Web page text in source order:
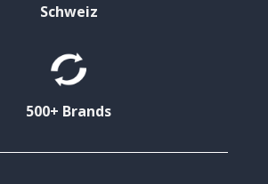
Schweiz
500+ Brands